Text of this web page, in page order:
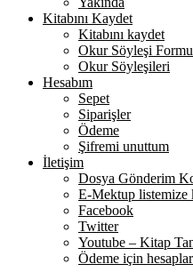
Kitabını Kaydet
Kitabını kaydet
Okur Söyleşi Formu
Okur Söyleşileri
Hesabım
Sepet
Siparişler
Ödeme
Şifremi unuttum
İletişim
Dosya Gönderim
E-Mektup listemize
Facebook
Twitter
Youtube – Kitap
Ödeme için